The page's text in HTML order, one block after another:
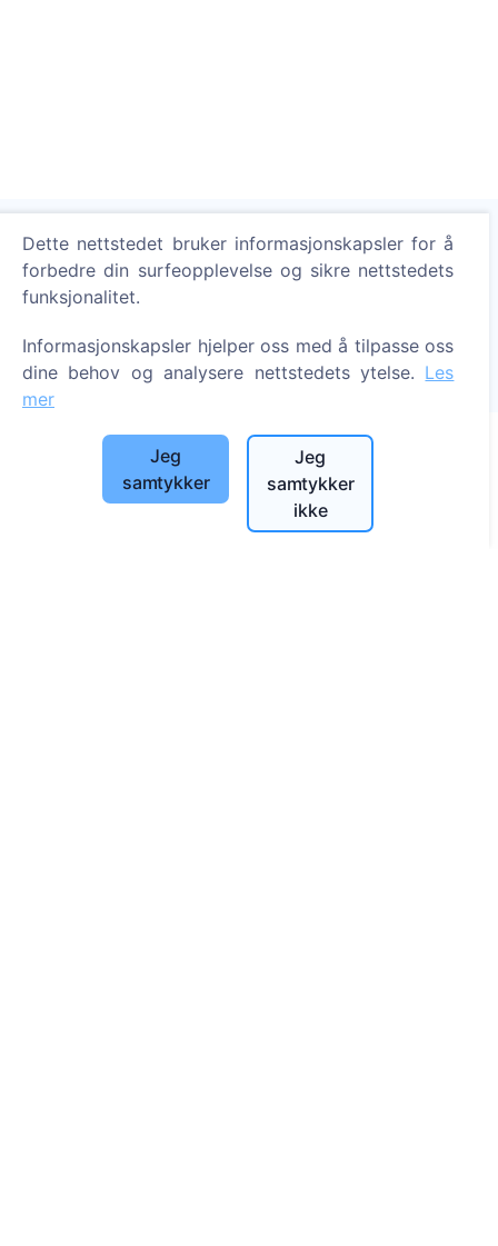
Tenn et digitalt lys - plant et tre!
Trær plantet
1389
Informasjon
Om CEMETY
Dette nettstedet bruker informasjonskapsler for å
forbedre din surfeopplevelse og sikre nettstedets
funksjonalitet.
Informasjonskapsler hjelper oss med å tilpasse oss
dine behov og analysere nettstedets ytelse. Les
mer
Jeg
samtykker
Jeg
samtykker
ikke